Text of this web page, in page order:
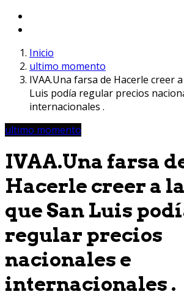
Inicio
ultimo momento
IVAA.Una farsa de Hacerle creer
Luis podía regular precios
internacionales .
ultimo momento
IVAA.Una farsa
Hacerle creer a
que San Luis
regular precios
nacionales e
internacionales .